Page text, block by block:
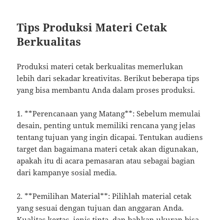
Tips Produksi Materi Cetak
Berkualitas
Produksi materi cetak berkualitas memerlukan
lebih dari sekadar kreativitas. Berikut beberapa tips
yang bisa membantu Anda dalam proses produksi.
1. **Perencanaan yang Matang**: Sebelum memulai
desain, penting untuk memiliki rencana yang jelas
tentang tujuan yang ingin dicapai. Tentukan audiens
target dan bagaimana materi cetak akan digunakan,
apakah itu di acara pemasaran atau sebagai bagian
dari kampanye sosial media.
2. **Pemilihan Material**: Pilihlah material cetak
yang sesuai dengan tujuan dan anggaran Anda.